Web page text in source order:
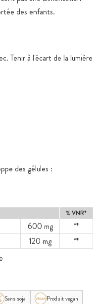
des enfants.
Tenir à l'écart de la lumière
des gélules :
% VNR*
600 mg
**
120 mg
**
Sans soja
Produit vegan